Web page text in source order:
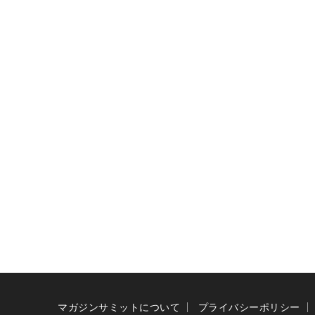
マガジンサミットについて プライバシーポリシー